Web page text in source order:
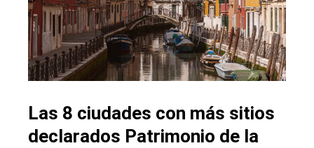
Las 8 ciudades con más sitios
declarados Patrimonio de la